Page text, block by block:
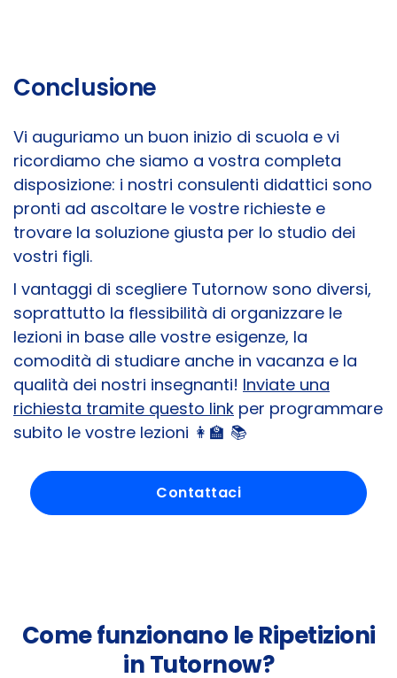
Conclusione
Vi auguriamo un buon inizio di scuola e vi
ricordiamo che siamo a vostra completa
disposizione: i nostri consulenti didattici sono
pronti ad ascoltare le vostre richieste e
trovare la soluzione giusta per lo studio dei
vostri figli.
I vantaggi di scegliere Tutornow sono diversi,
soprattutto la flessibilità di organizzare le
lezioni in base alle vostre esigenze, la
comodità di studiare anche in vacanza e la
qualità dei nostri insegnanti! Inviate una
richiesta tramite questo link per programmare
subito le vostre lezioni 👩‍🏫 📚
Contattaci
Come funzionano le Ripetizioni
in Tutornow?